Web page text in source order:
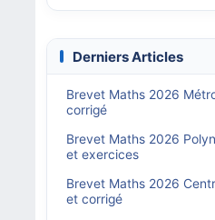
Derniers Articles
Brevet Maths 2026
corrigé
Brevet Maths 2026
et exercices
Brevet Maths 2026
et corrigé